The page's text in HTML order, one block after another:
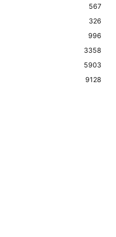
567
326
996
3358
5903
9128